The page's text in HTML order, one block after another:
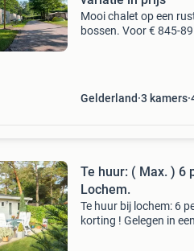
Mooi chalet op een
bossen. Voor € 845-
Gelderland 3 kamers
Te huur: ( Max. ) 6
Lochem.
Te huur bij lochem: 6
korting ! Gelegen in